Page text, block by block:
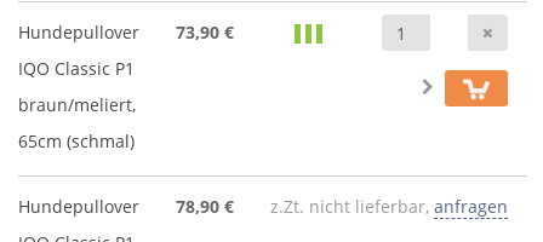
Hundepullover
IQO Classic P1
braun/meliert,
65cm (schmal)
73,90 €
Hundepullover
78,90 € z.Zt. nicht lieferbar, anfragen